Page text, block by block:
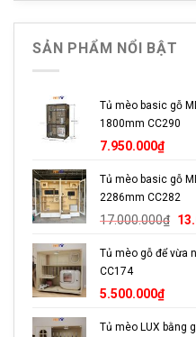
Tính thẩm mỹ cao, phù
Dễ dàng vệ sinh và vận
Sản phẩm có nhiều kích
Giá cả phù hợp với mọi
Thông Số Kỹ Thuật
SẢN PHẨM NỔI BẬT
Tủ mèo basic gỗ
1800mm CC290
7.950.000₫
Tủ mèo basic gỗ
2286mm CC282
17.000.000₫ Giá
là:
Tủ mèo gỗ để vừa
CC174
5.500.000₫
Tủ mèo LUX bằng